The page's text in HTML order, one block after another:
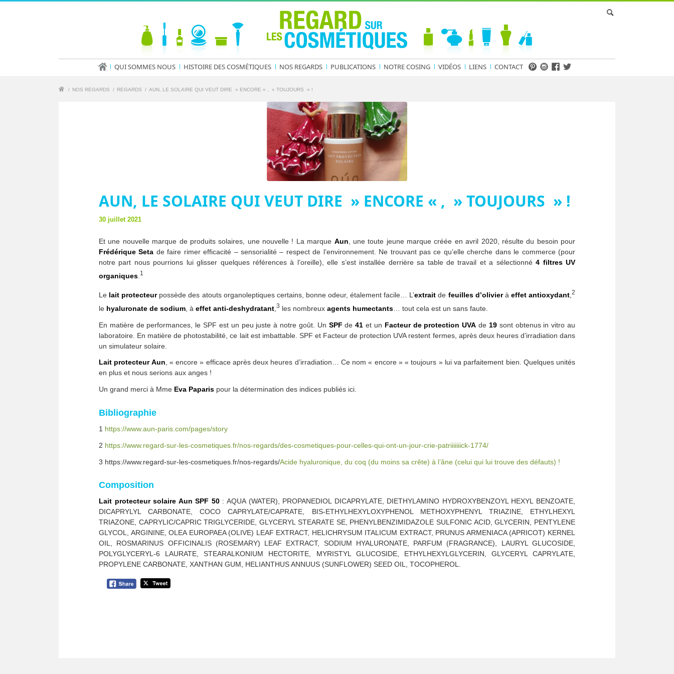
QUI SOMMES NOUS HISTOIRE DES COSMÉTIQUES NOS REGARDS PUBLICATIONS NOTRE COSING VIDÉOS LIENS CONTACT
/ NOS REGARDS / REGARDS / AUN, LE SOLAIRE QUI VEUT DIRE » ENCORE « , » TOUJOURS » !
AUN, LE SOLAIRE QUI VEUT DIRE » ENCORE « , » TOUJOURS » !
30 juillet 2021
Et une nouvelle marque de produits solaires, une nouvelle ! La marque Aun , une toute jeune marque créée en avril 2020, résulte du besoin pour
Frédérique Seta de faire rimer efficacité – sensorialité – respect de l’environnement. Ne trouvant pas ce qu’elle cherche dans le commerce (pour
notre part nous pourrions lui glisser quelques références à l’oreille), elle s’est installée derrière sa table de travail et a sélectionné4 filtres UV
organiques 1
Le lait protecteurpossède des atouts organoleptiques certains, bonne odeur, étalement facile… L’extrait de feuilles d’olivierà effet antioxydant ,2
le hyaluronate de sodium , à effet anti-deshydratant 3 les nombreux agents humectants … tout cela est un sans faute.
En matière de performances, le SPF est un peu juste à notre goût. Un SPF de41 et un Facteur de protection UVA de 19sont obtenus in vitro au
laboratoire. En matière de photostabilité, ce lait est imbattable. SPF et Facteur de protection UVA restent fermes, après deux heures d’irradiation dans
un simulateur solaire.
Lait protecteur Aun, « encore » efficace après deux heures d’irradiation… Ce nom « encore » « toujours » lui va parfaitement bien. Quelques unités
en plus et nous serions aux anges !
Un grand merci à Mme Eva Paparis pour la détermination des indices publiés ici.
Bibliographie
1 https://www.aun-paris.com/pages/story
2 https://www.regard-sur-les-cosmetiques.fr/nos-regards/des-cosmetiques-pour-celles-qui-ont-un-jour-crie-patriiiiiiick-1774/
3 https://www.regard-sur-les-cosmetiques.fr/nos-regards/Acide hyaluronique, du coq (du moins sa crête) à l’âne (celui qui lui trouve des défauts) !
Composition
Lait protecteur solaire Aun SPF 50: AQUA (WATER), PROPANEDIOL DICAPRYLATE, DIETHYLAMINO HYDROXYBENZOYL HEXYL BENZOATE,
DICAPRYLYL CARBONATE, COCO CAPRYLATE/CAPRATE, BIS-ETHYLHEXYLOXYPHENOL METHOXYPHENYL TRIAZINE, ETHYLHEXYL
TRIAZONE, CAPRYLIC/CAPRIC TRIGLYCERIDE, GLYCERYL STEARATE SE, PHENYLBENZIMIDAZOLE SULFONIC ACID, GLYCERIN, PENTYLENE
GLYCOL, ARGININE, OLEA EUROPAEA (OLIVE) LEAF EXTRACT, HELICHRYSUM ITALICUM EXTRACT, PRUNUS ARMENIACA (APRICOT) KERNEL
OIL, ROSMARINUS OFFICINALIS (ROSEMARY) LEAF EXTRACT, SODIUM HYALURONATE, PARFUM (FRAGRANCE), LAURYL GLUCOSIDE,
POLYGLYCERYL-6 LAURATE, STEARALKONIUM HECTORITE, MYRISTYL GLUCOSIDE, ETHYLHEXYLGLYCERIN, GLYCERYL CAPRYLATE,
PROPYLENE CARBONATE, XANTHAN GUM, HELIANTHUS ANNUUS (SUNFLOWER) SEED OIL, TOCOPHEROL.